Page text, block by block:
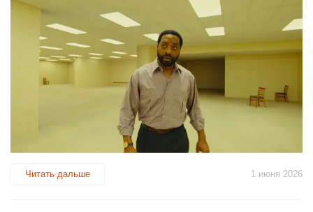
Читать дальше 1 июня 2026